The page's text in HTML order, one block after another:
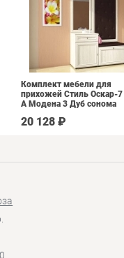
Комплект мебели для
прихожей Стиль Оскар-7
А Модена 3 Дуб сонома
20 128 ₽